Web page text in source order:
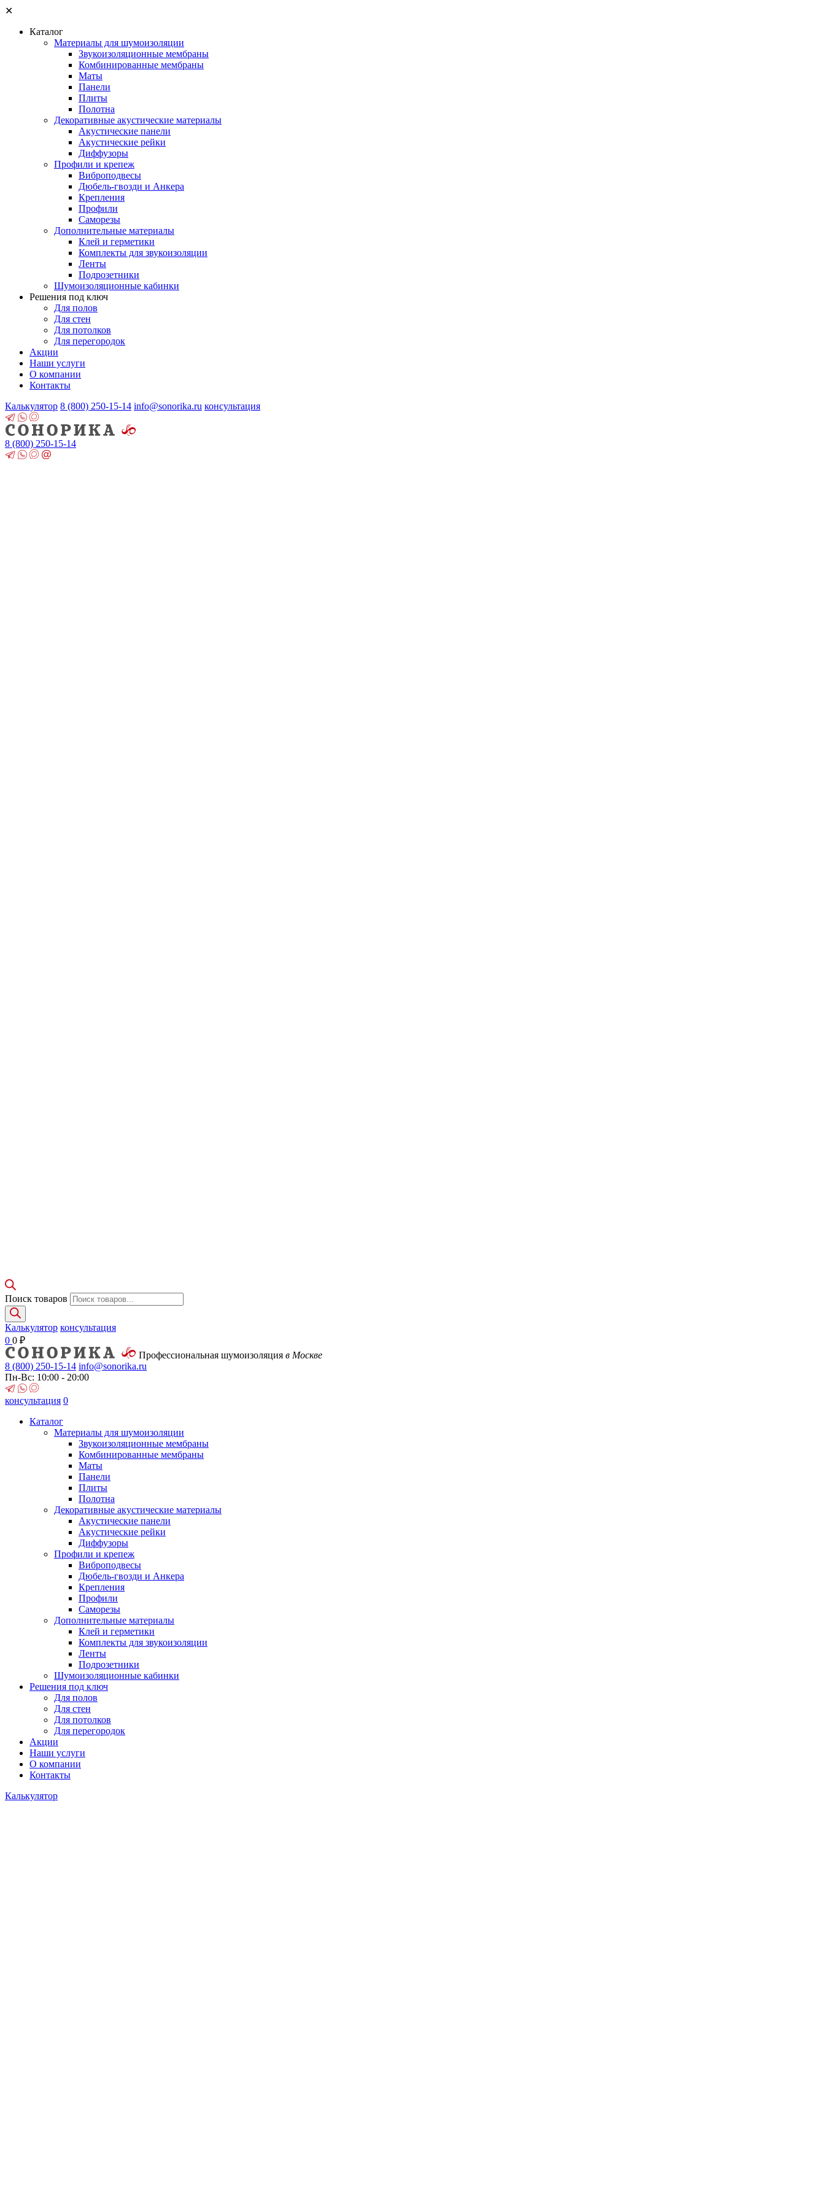
✕
Каталог
Материалы для шумоизоляции
Звукоизоляционные мембраны
Комбинированные мембраны
Маты
Панели
Плиты
Полотна
Декоративные акустические материалы
Акустические панели
Акустические рейки
Диффузоры
Профили и крепеж
Виброподвесы
Дюбель-гвозди и Анкера
Крепления
Профили
Саморезы
Дополнительные материалы
Клей и герметики
Комплекты для звукоизоляции
Ленты
Подрозетники
Шумоизоляционные кабинки
Решения под ключ
Для полов
Для стен
Для потолков
Для перегородок
Акции
Наши услуги
О компании
Контакты
Калькулятор 8 (800) 250-15-14 info@sonorika.ru консультация
8 (800) 250-15-14
Поиск товаров
Калькулятор консультация
0 0 ₽
Профессиональная шумоизоляция в Москве
8 (800) 250-15-14 info@sonorika.ru
Пн-Вс: 10:00 - 20:00
консультация 0
Каталог
Материалы для шумоизоляции
Звукоизоляционные мембраны
Комбинированные мембраны
Маты
Панели
Плиты
Полотна
Декоративные акустические материалы
Акустические панели
Акустические рейки
Диффузоры
Профили и крепеж
Виброподвесы
Дюбель-гвозди и Анкера
Крепления
Профили
Саморезы
Дополнительные материалы
Клей и герметики
Комплекты для звукоизоляции
Ленты
Подрозетники
Шумоизоляционные кабинки
Решения под ключ
Для полов
Для стен
Для потолков
Для перегородок
Акции
Наши услуги
О компании
Контакты
Калькулятор